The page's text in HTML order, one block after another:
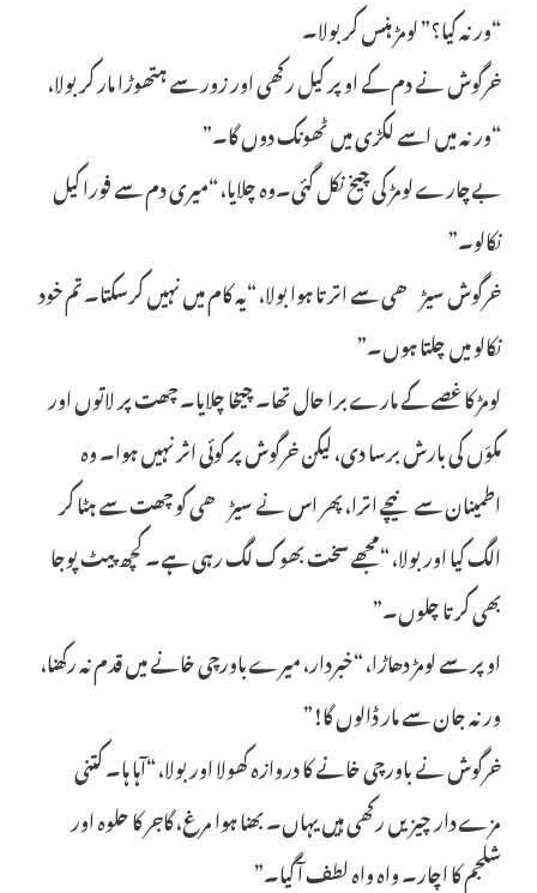
“ورنہ کیا؟” لومڑ ہنس کر بولا۔
خرگوش نے دم کے اوپر کیل رکھی اور زور سے ہتھوڑا مار کر بولا،
“ورنہ میں اسے لکڑی میں ٹھونک دوں گا۔”
بےچارے لومڑ کی چیخ نکل گئی۔وہ چلایا، “میری دم سے فورا کیل
نکالو۔”
خرگوش سیڑھی سے اترتا ہوا بولا، “یہ کام میں نہیں کرسکتا۔ تم خود
نکالو میں چلتا ہوں۔”
لومڑ کا غصے کے مارے برا حال تھا۔ چیخا چلایا۔ چھت پر لاتوں اور
مکوّں کی بارش برسا دی، لیکن خرگوش پر کوئی اثر نہیں ہوا۔ وہ
اطمینان سے نیچے اترا، پھر اس نے سیڑھی کو چھت سے ہٹا کر
الگ کیا اور بولا، “مجھے سخت بھوک لگ رہی ہے۔ کچھ پیٹ پوجا
بھی کرتا چلوں۔”
اوپر سے لومڑ دھاڑا، “خبردار، میرے باورچی خانے میں قدم نہ رکھنا،
ورنہ جان سے مار ڈالوں گا!”
خرگوش نے باورچی خانے کا دروازہ کھولا اور بولا، “آہا ہا۔ کتنی
مزے دار چیزیں رکھی ہیں یہاں۔ بھنا ہوا مرغ، گاجر کا حلوہ اور
شلجم کا اچار۔ واہ واہ لطف آ گیا۔”